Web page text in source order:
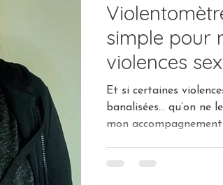
simple pour
violences
le couple
Et si certaines
banalisées… qu’on ne
mon
mais je n’en ai pas